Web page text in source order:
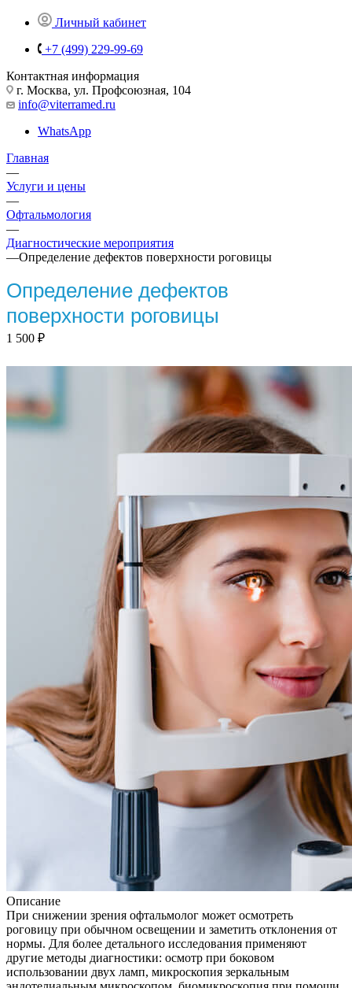
Личный кабинет
+7 (499) 229-99-69
Контактная информация
г. Москва, ул. Профсоюзная, 104
info@viterramed.ru
WhatsApp
Главная
—
Услуги и цены
—
Офтальмология
—
Диагностические мероприятия
—Определение дефектов поверхности роговицы
Определение дефектов
поверхности роговицы
1 500 ₽
Описание
При снижении зрения офтальмолог может осмотреть
роговицу при обычном освещении и заметить отклонения от
нормы. Для более детального исследования применяют
другие методы диагностики: осмотр при боковом
использовании двух ламп, микроскопия зеркальным